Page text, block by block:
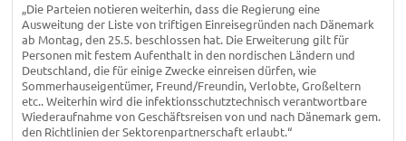
„Die Parteien notieren weiterhin, dass die Regierung eine
Ausweitung der Liste von triftigen Einreisegründen nach Dänemark
ab Montag, den 25.5. beschlossen hat. Die Erweiterung gilt für
Personen mit festem Aufenthalt in den nordischen Ländern und
Deutschland, die für einige Zwecke einreisen dürfen, wie
Sommerhauseigentümer, Freund/Freundin, Verlobte, Großeltern
etc.. Weiterhin wird die infektionsschutztechnisch verantwortbare
Wiederaufnahme von Geschäftsreisen von und nach Dänemark gem.
den Richtlinien der Sektorenpartnerschaft erlaubt.“